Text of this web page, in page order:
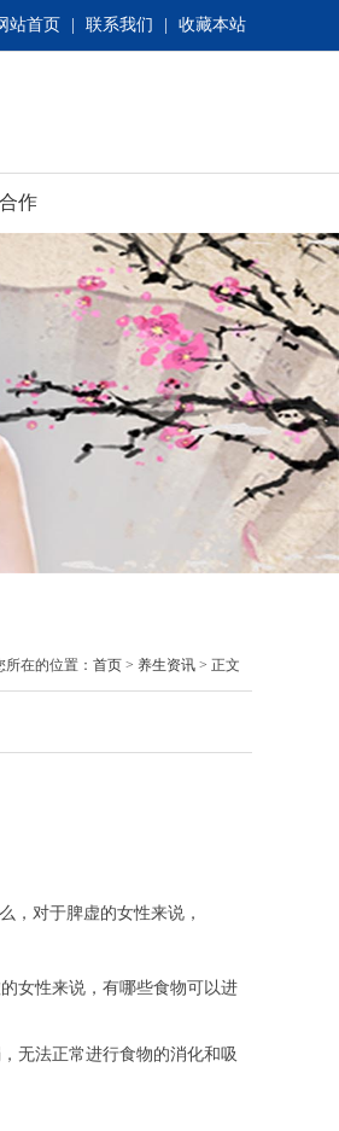
站首页 联系我们 收藏本站
作
所在的位置： 首页 > 养生资讯 > 正文
，对于脾虚的女性来说，
女性来说，有哪些食物可以进
无法正常进行食物的消化和吸